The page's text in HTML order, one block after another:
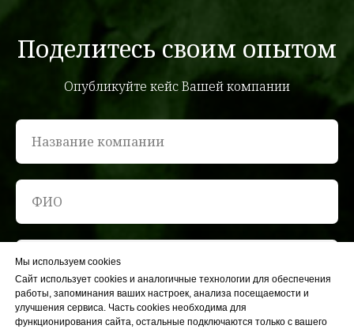
Поделитесь своим опытом
Опубликуйте кейс Вашей компании
Мы используем cookies
Сайт использует cookies и аналогичные технологии для обеспечения
работы, запоминания ваших настроек, анализа посещаемости и
улучшения сервиса. Часть cookies необходима для
функционирования сайта, остальные подключаются только с вашего